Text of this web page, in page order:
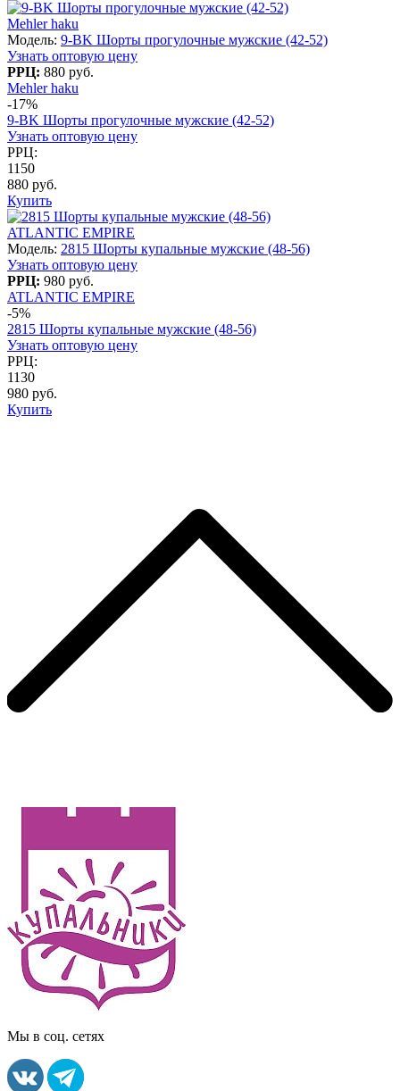
Mehler haku
Модель: 9-BK Шорты прогулочные мужские (42-52)
Узнать оптовую цену
РРЦ: 880 руб.
Mehler haku
-17%
9-BK Шорты прогулочные мужские (42-52)
Узнать оптовую цену
РРЦ:
1150
880 руб.
Купить
ATLANTIC EMPIRE
Модель: 2815 Шорты купальные мужские (48-56)
Узнать оптовую цену
РРЦ: 980 руб.
ATLANTIC EMPIRE
-5%
2815 Шорты купальные мужские (48-56)
Узнать оптовую цену
РРЦ:
1130
980 руб.
Купить
Мы в соц. сетях